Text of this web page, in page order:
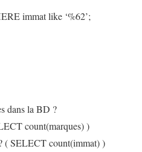
immat like ‘%62’;
dans la BD ?
count(marques) )
( SELECT count(immat) )